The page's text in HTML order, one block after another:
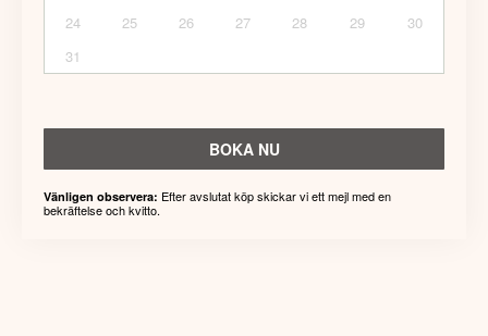
24
25 26 27 28 29
30
31
BOKA NU
Vänligen observera: Efter avslutat köp skickar vi ett mejl med en
bekräftelse och kvitto.